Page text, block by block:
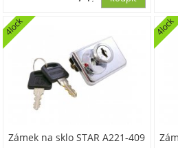
Zámek na sklo STAR A221-409
4lock 4lock